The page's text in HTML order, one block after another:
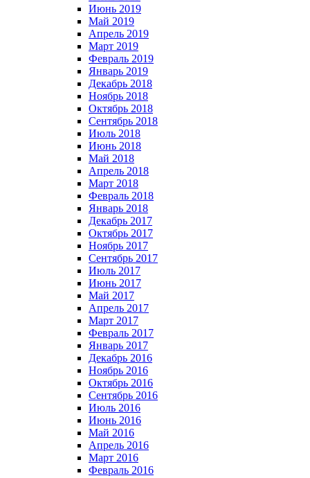
Июнь 2019
Май 2019
Апрель 2019
Март 2019
Февраль 2019
Январь 2019
Декабрь 2018
Ноябрь 2018
Октябрь 2018
Сентябрь 2018
Июль 2018
Июнь 2018
Май 2018
Апрель 2018
Март 2018
Февраль 2018
Январь 2018
Декабрь 2017
Октябрь 2017
Ноябрь 2017
Сентябрь 2017
Июль 2017
Июнь 2017
Май 2017
Апрель 2017
Март 2017
Февраль 2017
Январь 2017
Декабрь 2016
Ноябрь 2016
Октябрь 2016
Сентябрь 2016
Июль 2016
Июнь 2016
Май 2016
Апрель 2016
Март 2016
Февраль 2016